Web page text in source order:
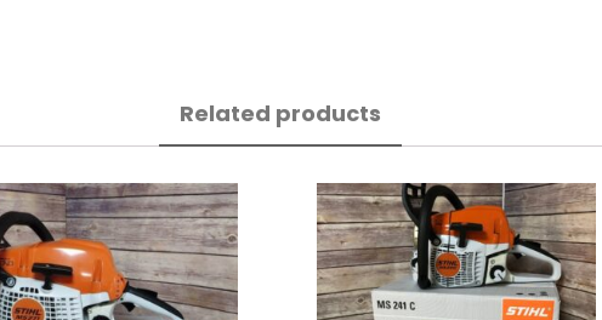
Related products